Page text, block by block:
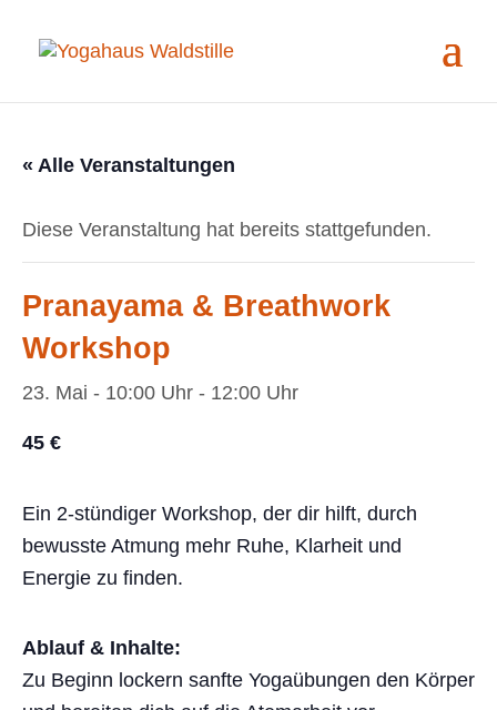
« Alle Veranstaltungen
Diese Veranstaltung hat bereits stattgefunden.
Pranayama & Breathwork
Workshop
23. Mai - 10:00 Uhr - 12:00 Uhr
45 €
Ein 2-stündiger Workshop, der dir hilft, durch
bewusste Atmung mehr Ruhe, Klarheit und
Energie zu finden.
Ablauf & Inhalte:
Zu Beginn lockern sanfte Yogaübungen den Körper